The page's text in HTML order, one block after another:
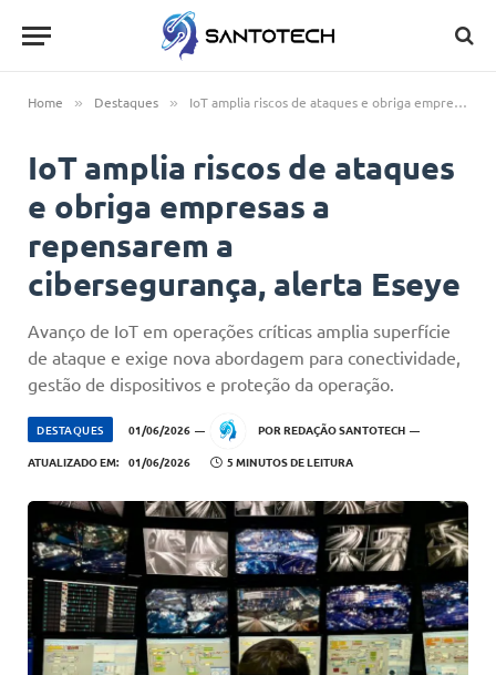
Home » Destaques » IoT amplia riscos de ataques e obriga empresas a repensarem a cibersegurança, alerta Eseye
IoT amplia riscos de ataques
e obriga empresas a
repensarem a
cibersegurança, alerta Eseye
Avanço de IoT em operações críticas amplia superfície
de ataque e exige nova abordagem para conectividade,
gestão de dispositivos e proteção da operação.
DESTAQUES 01/06/2026 POR REDAÇÃO SANTOTECH
ATUALIZADO EM: 01/06/2026 5 MINUTOS DE LEITURA